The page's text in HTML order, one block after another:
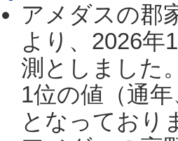
アメダスの郡
より、2026年
測としました
1位の値（通
となっており